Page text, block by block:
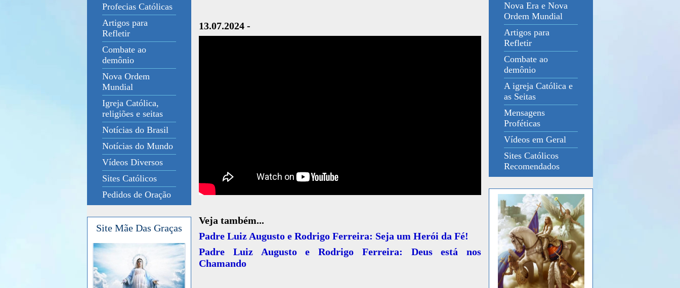
Profecias Católicas
Artigos para
Refletir
Combate ao
demônio
Nova Ordem
Mundial
Igreja Católica,
religiões e seitas
Notícias do Brasil
Notícias do Mundo
Vídeos Diversos
Sites Católicos
Pedidos de Oração
Site Mãe Das Graças
13.07.2024 -
Veja também...
Padre Luiz Augusto e Rodrigo Ferreira: Seja um Herói da Fé!
Padre Luiz Augusto e Rodrigo Ferreira: Deus está nos
Chamando
Nova Era e Nova
Ordem Mundial
Artigos para
Refletir
Combate ao
demônio
A igreja Católica e
as Seitas
Mensagens
Proféticas
Vídeos em Geral
Sites Católicos
Recomendados